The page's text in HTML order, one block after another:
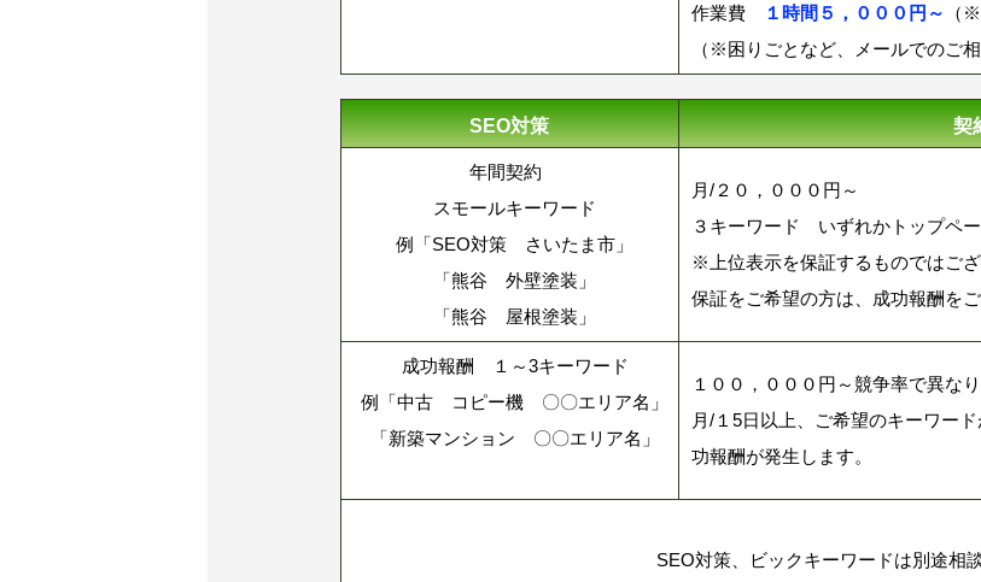
作業費
１時間５，０００円～ （
（※困りごとなど、メールでのご
SEO対策 契
年間契約
スモールキーワード
例「SEO対策 さいたま市」
「熊谷 外壁塗装」
「熊谷 屋根塗装」
月/２０，０００円～
３キーワード いずれかトップペ
※上位表示を保証するものではござ
保証をご希望の方は、成功報酬をご
成功報酬 １～3キーワード
例「中古 コピー機 〇〇エリア名」
「新築マンション 〇〇エリア名」
１００，０００円～競争率で異な
月/１5日以上、ご希望のキーワー
功報酬が発生します。
SEO対策、ビックキーワードは別途相